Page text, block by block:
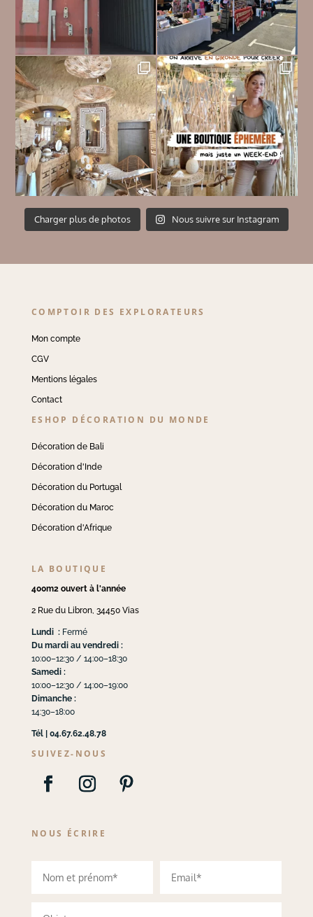
Charger plus de photos Nous suivre sur Instagram
COMPTOIR DES EXPLORATEURS
Mon compte
CGV
Mentions légales
Contact
ESHOP DÉCORATION DU MONDE
Décoration de Bali
Décoration d'Inde
Décoration du Portugal
Décoration du Maroc
Décoration d'Afrique
LA BOUTIQUE
400m2 ouvert à l'année
2 Rue du Libron, 34450 Vias
Lundi :Fermé
Du mardi au vendredi :
10:00–12:30 / 14:00–18:30
Samedi :
10:00–12:30 / 14:00–19:00
Dimanche :
14:30–18:00
Tél | 04.67.62.48.78
SUIVEZ-NOUS
NOUS ÉCRIRE